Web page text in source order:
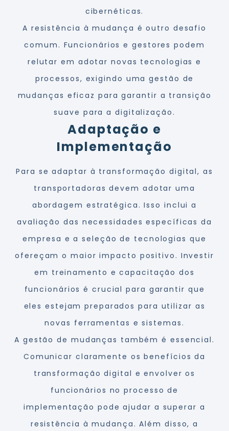
cibernéticas.
A resistência à mudança é outro desafio
comum. Funcionários e gestores podem
relutar em adotar novas tecnologias e
processos, exigindo uma gestão de
mudanças eficaz para garantir a transição
suave para a digitalização.
Adaptação e
Implementação
Para se adaptar à transformação digital, as
transportadoras devem adotar uma
abordagem estratégica. Isso inclui a
avaliação das necessidades específicas da
empresa e a seleção de tecnologias que
ofereçam o maior impacto positivo. Investir
em treinamento e capacitação dos
funcionários é crucial para garantir que
eles estejam preparados para utilizar as
novas ferramentas e sistemas.
A gestão de mudanças também é essencial.
Comunicar claramente os benefícios da
transformação digital e envolver os
funcionários no processo de
implementação pode ajudar a superar a
resistência à mudança. Além disso, a